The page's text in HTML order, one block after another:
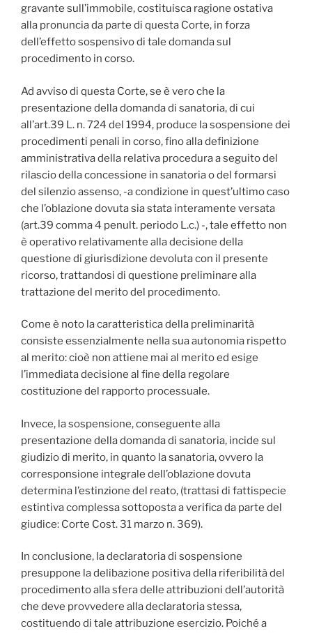
gravante sull’immobile, costituisca ragione ostativa
alla pronuncia da parte di questa Corte, in forza
dell’effetto sospensivo di tale domanda sul
procedimento in corso.
Ad avviso di questa Corte, se è vero che la
presentazione della domanda di sanatoria, di cui
all’art.39 L. n. 724 del 1994, produce la sospensione dei
procedimenti penali in corso, fino alla definizione
amministrativa della relativa procedura a seguito del
rilascio della concessione in sanatoria o del formarsi
del silenzio assenso, -a condizione in quest’ultimo caso
che l’oblazione dovuta sia stata interamente versata
(art.39 comma 4 penult. periodo L.c.) -, tale effetto non
è operativo relativamente alla decisione della
questione di giurisdizione devoluta con il presente
ricorso, trattandosi di questione preliminare alla
trattazione del merito del procedimento.
Come è noto la caratteristica della preliminarità
consiste essenzialmente nella sua autonomia rispetto
al merito: cioè non attiene mai al merito ed esige
l’immediata decisione al fine della regolare
costituzione del rapporto processuale.
Invece, la sospensione, conseguente alla
presentazione della domanda di sanatoria, incide sul
giudizio di merito, in quanto la sanatoria, ovvero la
corresponsione integrale dell’oblazione dovuta
determina l’estinzione del reato, (trattasi di fattispecie
estintiva complessa sottoposta a verifica da parte del
giudice: Corte Cost. 31 marzo n. 369).
In conclusione, la declaratoria di sospensione
presuppone la delibazione positiva della riferibilità del
procedimento alla sfera delle attribuzioni dell’autorità
che deve provvedere alla declaratoria stessa,
costituendo di tale attribuzione esercizio. Poiché a